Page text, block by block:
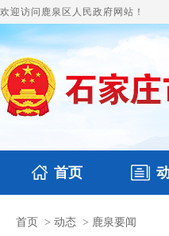
欢迎访问鹿泉区人民政府网站！
首页
国务要闻 本区
首页 > 动态 > 鹿泉要闻